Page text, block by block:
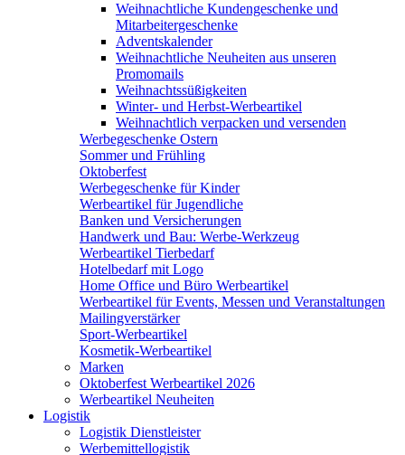
Weihnachtliche Kundengeschenke und
Mitarbeitergeschenke
Adventskalender
Weihnachtliche Neuheiten aus unseren
Promomails
Weihnachtssüßigkeiten
Winter- und Herbst-Werbeartikel
Weihnachtlich verpacken und versenden
Werbegeschenke Ostern
Sommer und Frühling
Oktoberfest
Werbegeschenke für Kinder
Werbeartikel für Jugendliche
Banken und Versicherungen
Handwerk und Bau: Werbe-Werkzeug
Werbeartikel Tierbedarf
Hotelbedarf mit Logo
Home Office und Büro Werbeartikel
Werbeartikel für Events, Messen und Veranstaltungen
Mailingverstärker
Sport-Werbeartikel
Kosmetik-Werbeartikel
Marken
Oktoberfest Werbeartikel 2026
Werbeartikel Neuheiten
Logistik
Logistik Dienstleister
Werbemittellogistik